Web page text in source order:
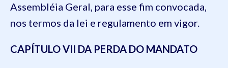
Assembléia Geral, para esse fim convocada,
nos termos da lei e regulamento em vigor.
CAPÍTULO VII DA PERDA DO MANDATO